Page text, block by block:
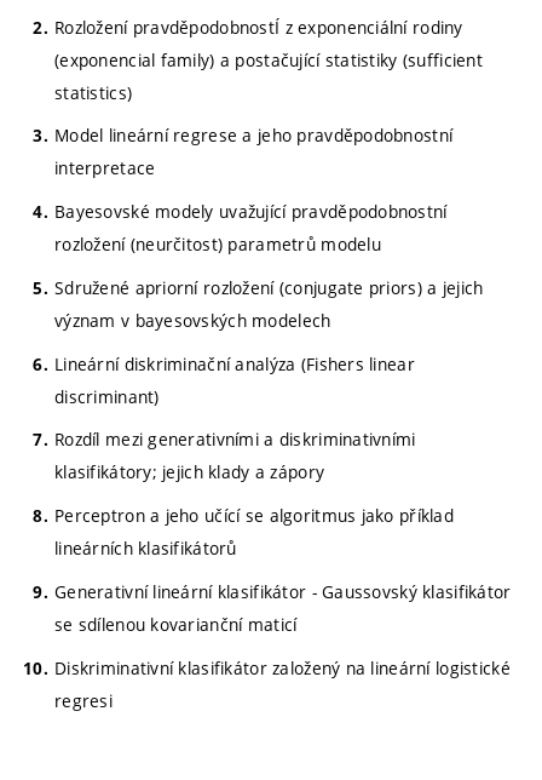
Rozložení pravděpodobnostÍ z exponenciální rodiny
(exponencial family) a postačující statistiky (sufficient
statistics)
Model lineární regrese a jeho pravděpodobnostní
interpretace
Bayesovské modely uvažující pravděpodobnostní
rozložení (neurčitost) parametrů modelu
Sdružené apriorní rozložení (conjugate priors) a jejich
význam v bayesovských modelech
Lineární diskriminační analýza (Fishers linear
discriminant)
Rozdíl mezi generativními a diskriminativními
klasifikátory; jejich klady a zápory
Perceptron a jeho učící se algoritmus jako příklad
lineárních klasifikátorů
Generativní lineární klasifikátor - Gaussovský klasifikátor
se sdílenou kovarianční maticí
Diskriminativní klasifikátor založený na lineární logistické
regresi